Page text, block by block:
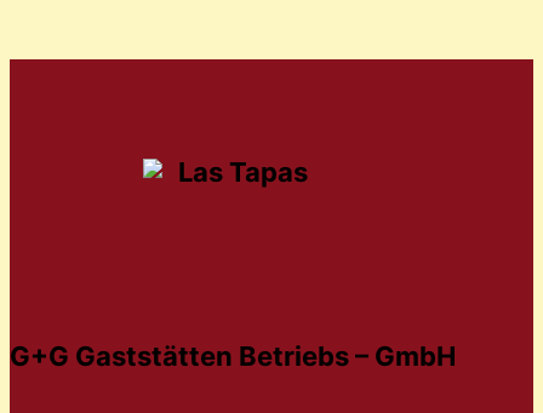
G+G Gaststätten Betriebs – GmbH